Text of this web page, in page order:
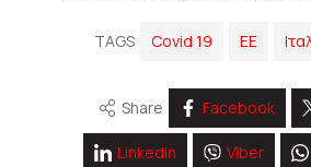
TAGS Covid 19 ΕΕ
Share Facebook
Linkedin Viber